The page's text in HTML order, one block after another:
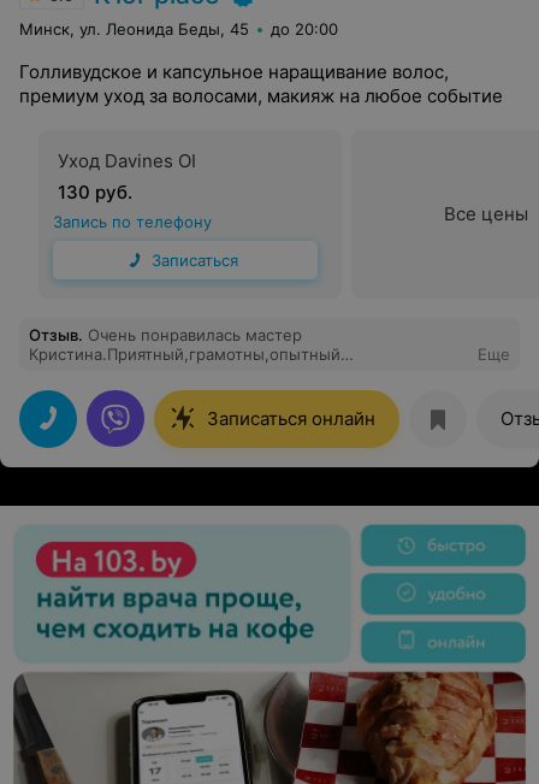
Минск, ул. Леонида Беды, 45 до 20:00
Голливудское и капсульное наращивание волос,
премиум уход за волосами, макияж на любое событие
Уход Davines OI
130 руб.
Запись по телефону
Записаться
Все цены
Отзыв. Очень понравилась мастер
Кристина.Приятный,грамотны,опытный
Умеет сложные вещи объяснить простым языком.
Ушла не только с красивыми волосами,но и хорошим
настроением. Обращайтесь девочки к данному
специалисту.
Еще
Записаться онлайн